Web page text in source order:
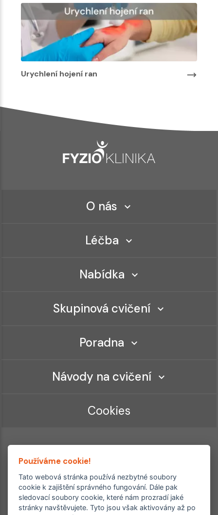
Urychlení hojení ran
O nás
Léčba
Nabídka
Skupinová cvičení
Poradna
Návody na cvičení
Cookies
Ordinace roku
Rehabilitační ordinace
2. místo – 2017/2019
Používáme cookie!
Tato webová stránka používá nezbytné soubory
cookie k zajištění správného fungování. Dále pak
sledovací soubory cookie, které nám prozradí jaké
stránky navštěvujete. Tyto jsou však aktivovány až po